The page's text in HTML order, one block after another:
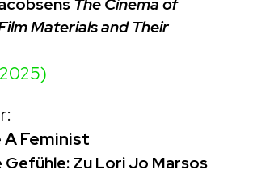
Materials and Their
A Feminist
Zu Lori Jo Marsos